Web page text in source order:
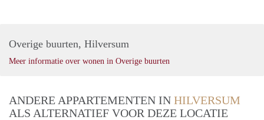
Overige buurten, Hilversum
Meer informatie over wonen in Overige buurten
ANDERE APPARTEMENTEN IN HILVERSUM
ALS ALTERNATIEF VOOR DEZE LOCATIE